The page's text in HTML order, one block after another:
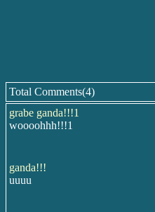
Total Comments(4)
grabe ganda!!!1
woooohhh!!!1
ganda!!!
uuuu